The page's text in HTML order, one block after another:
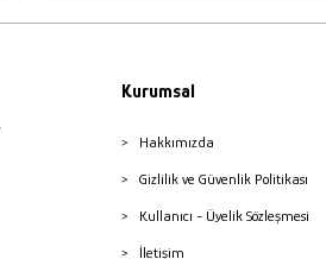
Kurumsal
Hakkımızda
Gizlilik ve Güvenlik Politikası
Kullanıcı - Üyelik Sözleşmesi
İletişim